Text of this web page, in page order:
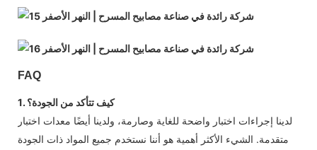
FAQ
1. كيف تتأكد من الجودة؟
لدينا إجراءات اختبار واضحة للغاية وصارمة، ولدينا أيضًا معدات اختبار
متقدمة. الشيء الأكثر أهمية هو أننا نستخدم جميع المواد ذات الجودة